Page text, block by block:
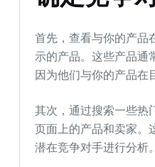
首先，查看与你的产品
示的产品。这些产品通
因为他们与你的产品在
其次，通过搜索一些热
页面上的产品和卖家。
潜在竞争对手进行分析。